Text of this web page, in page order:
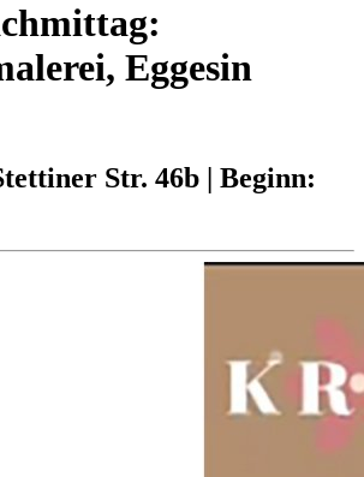
Eggesin
Str. 46b | Beginn: